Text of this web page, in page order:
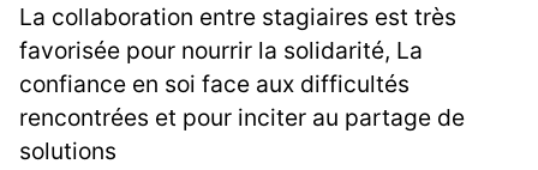
La collaboration entre stagiaires est très
favorisée pour nourrir la solidarité, La
confiance en soi face aux difficultés
rencontrées et pour inciter au partage de
solutions